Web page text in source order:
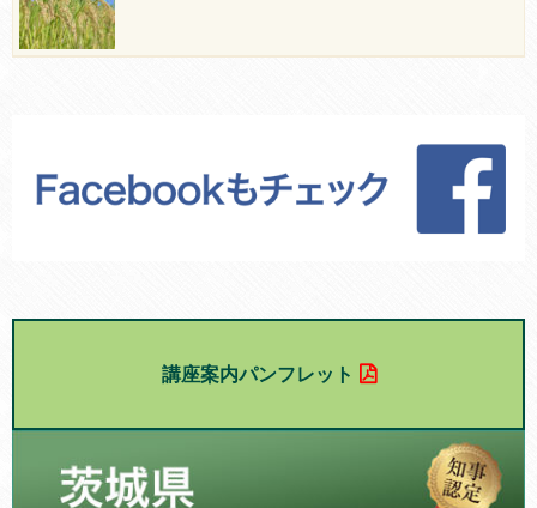
講座案内パンフレット